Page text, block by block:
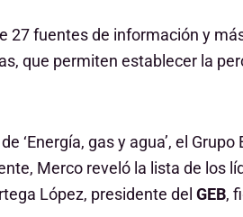
27 fuentes de información y
que permiten establecer la
‘Energía, gas y agua’, el
Merco reveló la lista de los
López, presidente del GEB,